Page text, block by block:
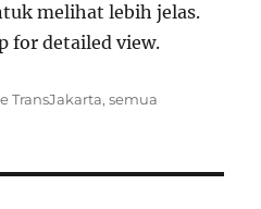
melihat lebih jelas.
for detailed view.
TransJakarta,semua